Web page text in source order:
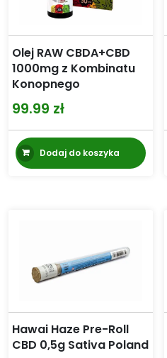
Olej RAW CBDA+CBD
1000mg z Kombinatu
Konopnego
99.99 zł
Dodaj do koszyka
Hawai Haze Pre-Roll
CBD 0,5g Sativa Poland